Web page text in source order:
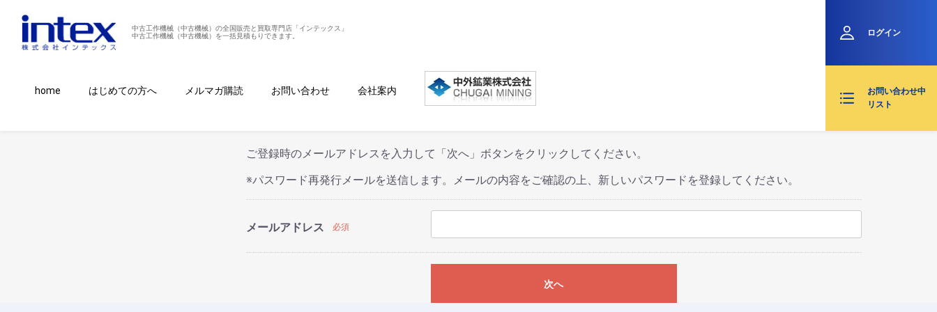
中古工作機械（中古機械）の全国販売と買取専門店「インテックス」
中古工作機械（中古機械）を一括見積もりできます。
home はじめての方へ メルマガ購読 お問い合わせ 会社案内
ログイン
お問い合わせ中
リスト
パスワードの再発行
ご登録時のメールアドレスを入力して「次へ」ボタンをクリックしてください。
※パスワード再発行メールを送信します。メールの内容をご確認の上、新しいパスワードを登録してください。
メールアドレス 必須
次へ